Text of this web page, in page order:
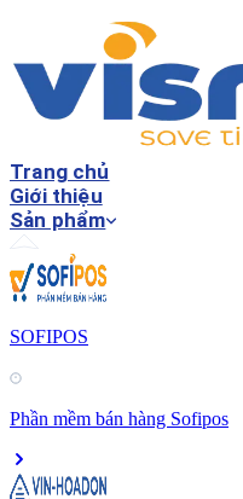
Trang chủ
Giới thiệu
Sản phẩm
SOFIPOS
Phần mềm bán hàng Sofipos